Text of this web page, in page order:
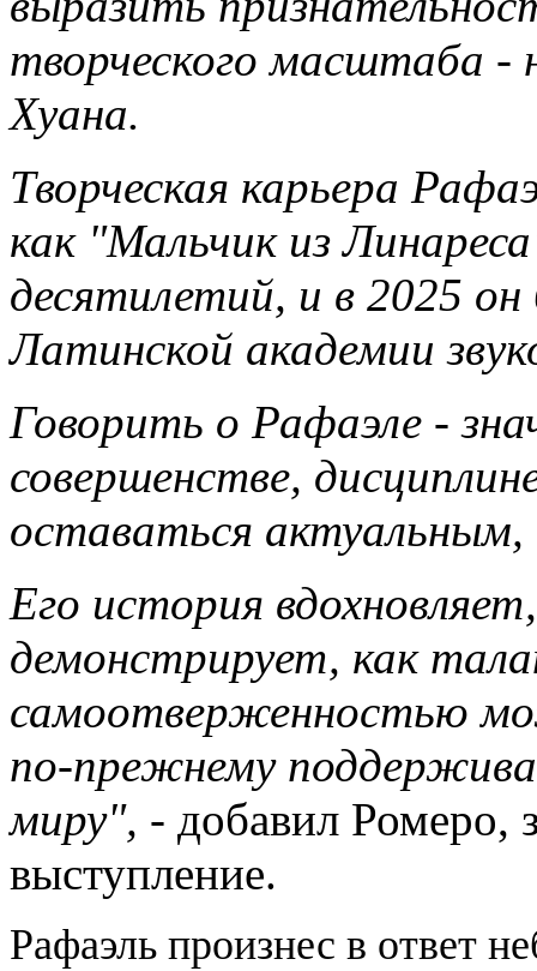
творческого масштаба -
Хуана.
Творческая карьера
как "Мальчик из
десятилетий, и в 2025
Латинской академии
Говорить о Рафаэле -
совершенстве,
оставаться актуальным,
Его история
демонстрирует, как
самоотверженностью
по-прежнему
миру", - добавил Ромеро,
выступление.
Рафаэль произнес в ответ